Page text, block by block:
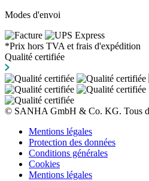
Modes d'envoi
*Prix hors TVA et frais d'expédition
Qualité certifiée
© SANHA GmbH & Co. KG. Tous
Mentions légales
Protection des données
Conditions générales
Cookies
Mentions légales